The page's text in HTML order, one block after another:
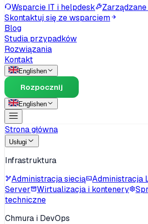
Wsparcie IT i helpdesk
Zarządzane
Skontaktuj się ze wsparciem
Blog
Studia przypadków
Rozwiązania
Kontakt
Englishen
Rozpocznij
Englishen
Strona główna
Usługi
Infrastruktura
Administracja siecią
Administracja
Server
Wirtualizacja i kontenery
techniczne
Chmura i DevOps